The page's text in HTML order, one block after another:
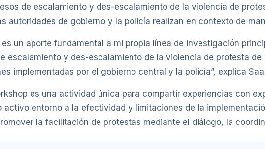
de escalamiento y des-escalamiento de la violencia de
autoridades de gobierno y la policía realizan en contexto de
es un aporte fundamental a mi propia línea de investigación
escalamiento y des-escalamiento de la violencia de protesta
implementadas por el gobierno central y la policía”, explica
es una actividad única para compartir experiencias con
activo entorno a la efectividad y limitaciones de la
la facilitación de protestas mediante el diálogo, la